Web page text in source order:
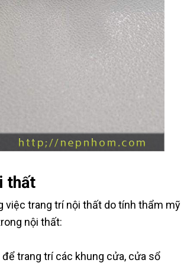
thất
việc trang trí nội thất do tính thẩm mỹ
nội thất:
trang trí các khung cửa, cửa sổ